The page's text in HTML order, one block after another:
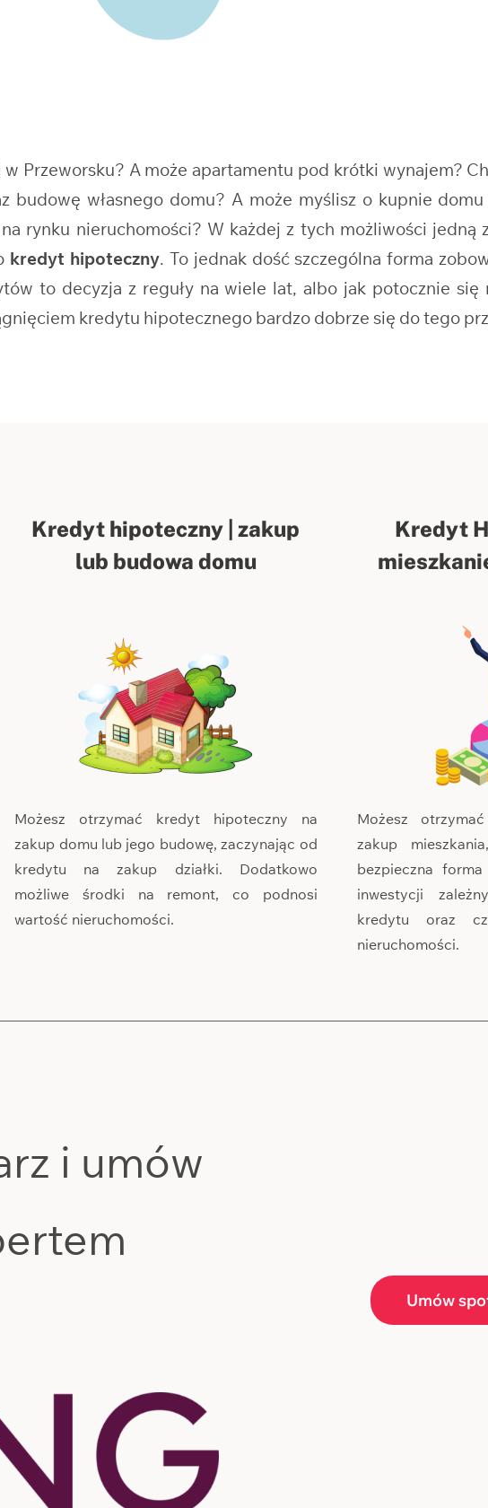
w Przeworsku? A może apartamentu pod krótki wynajem?
budowę własnego domu? A może myślisz o kupnie
rynku nieruchomości? W każdej z tych możliwości jedną
kredyt hipoteczny. To jednak dość szczególna forma
to decyzja z reguły na wiele lat, albo jak potocznie się
kredytu hipotecznego bardzo dobrze się do tego
Kredyt hipoteczny | zakup
lub budowa domu
Możesz otrzymać kredyt hipoteczny na
zakup domu lub jego budowę, zaczynając od
kredytu na zakup działki. Dodatkowo
możliwe środki na remont, co podnosi
wartość nieruchomości.
Kredyt
Możesz
zakup
bezpieczna
inwestycji
kredytu oraz
nieruchomości.
i umów
Umów